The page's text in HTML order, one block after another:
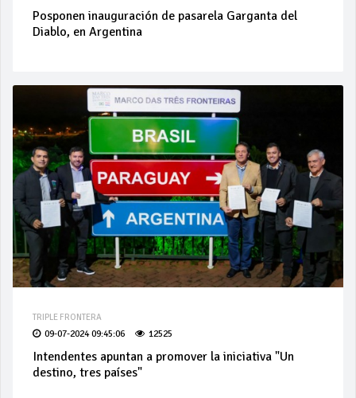
Posponen inauguración de pasarela Garganta del
Diablo, en Argentina
TRIPLE FRONTERA
09-07-2024 09:45:06 12525
Intendentes apuntan a promover la iniciativa "Un
destino, tres países"